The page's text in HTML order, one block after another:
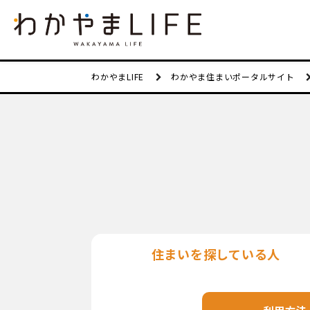
わかやまLIFE わかやま住まいポータルサイト
住まいを探している人